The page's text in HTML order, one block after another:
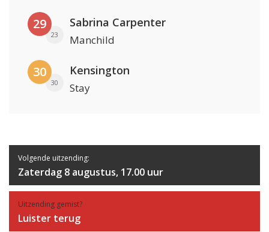
29
23
Sabrina Carpenter
Manchild
30
30
Kensington
Stay
Volgende uitzending:
Zaterdag 8 augustus, 17.00 uur
Uitzending gemist?
Luister terug